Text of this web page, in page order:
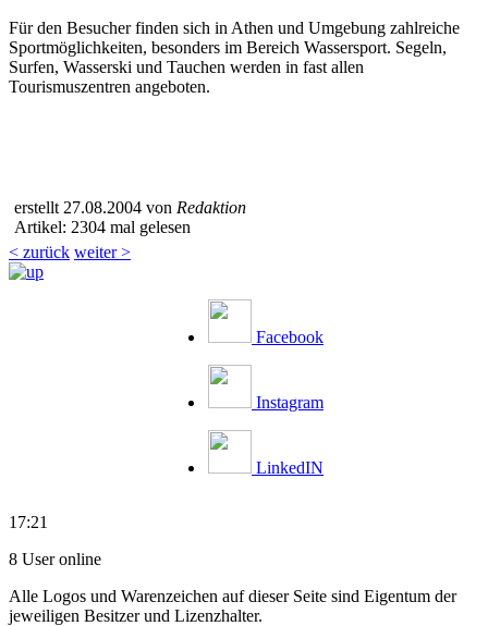
Für den Besucher finden sich in Athen und Umgebung zahlreiche
Sportmöglichkeiten, besonders im Bereich Wassersport. Segeln,
Surfen, Wasserski und Tauchen werden in fast allen
Tourismuszentren angeboten.
erstellt 27.08.2004 von Redaktion
Artikel: 2304 mal gelesen
< zurück weiter >
Facebook
Instagram
LinkedIN
17:21
8 User online
Alle Logos und Warenzeichen auf dieser Seite sind Eigentum der
jeweiligen Besitzer und Lizenzhalter.